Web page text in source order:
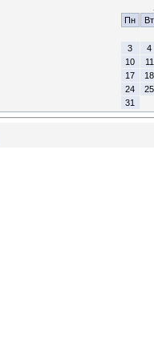
Пн
Вт
3
4
10
11
17
18
24
25
31